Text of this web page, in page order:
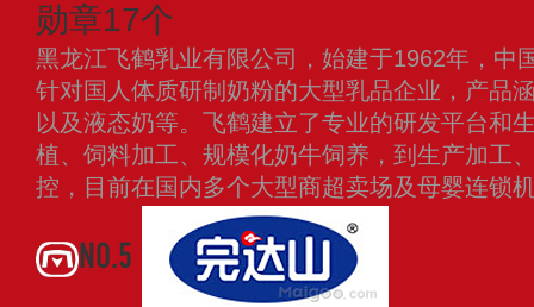
勋章17个
黑龙江飞鹤乳业有限公司，始建于1962年，中
针对国人体质研制奶粉的大型乳品企业，产品
以及液态奶等。飞鹤建立了专业的研发平台和
植、饲料加工、规模化奶牛饲养，到生产加工
控，目前在国内多个大型商超卖场及母婴连锁
NO.5